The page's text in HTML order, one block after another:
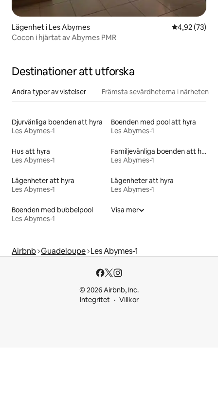
Lägenhet i Les Abymes 4,92 av 5 i
4,92 (73)
Cocon i hjärtat av Abymes PMR
Destinationer att utforska
Andra typer av vistelser Främsta sevärdheterna i närheten
Djurvänliga boenden att hyra
Les Abymes-1
Boenden med pool att hyra
Les Abymes-1
Hus att hyra
Les Abymes-1
Familjevänliga boenden att hyra
Les Abymes-1
Lägenheter att hyra
Les Abymes-1
Lägenheter att hyra
Les Abymes-1
Boenden med bubbelpool
Les Abymes-1
Visa mer
Airbnb Guadeloupe Les Abymes-1
© 2026 Airbnb, Inc.
Integritet
Villkor